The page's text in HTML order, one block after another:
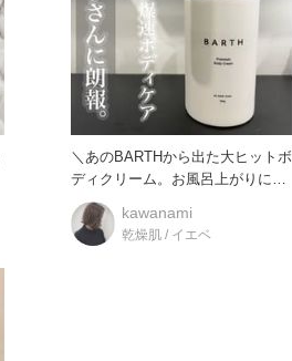
＼あのBARTHから出た大ヒットボ
ディクリーム。お風呂上がりに30
秒でうるつやもっちり肌／
kawanami
乾燥肌 / イエベ